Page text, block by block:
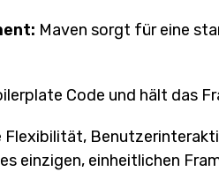
Maven sorgt für eine
Code und hält das
einzigen, einheitlichen